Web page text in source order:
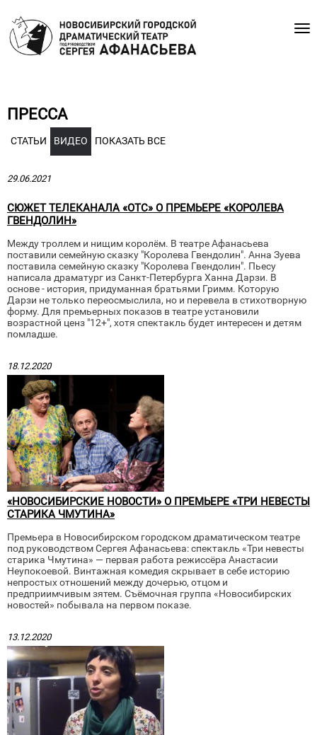
ПРЕССА
СТАТЬИ ВИДЕО ПОКАЗАТЬ ВСЕ
29.06.2021
СЮЖЕТ ТЕЛЕКАНАЛА «ОТС» О ПРЕМЬЕРЕ «КОРОЛЕВА
ГВЕНДОЛИН»
Между троллем и нищим королём. В театре Афанасьева
поставили семейную сказку "Королева Гвендолин". Анна Зуева
поставила семейную сказку "Королева Гвендолин". Пьесу
написала драматург из Санкт-Петербурга Ханна Дарзи. В
основе - история, придуманная братьями Гримм. Которую
Дарзи не только переосмыслила, но и перевела в стихотворную
форму. Для премьерных показов в театре установили
возрастной ценз "12+", хотя спектакль будет интересен и детям
помладше.
18.12.2020
«НОВОСИБИРСКИЕ НОВОСТИ» О ПРЕМЬЕРЕ «ТРИ НЕВЕСТЫ
СТАРИКА ЧМУТИНА»
Премьера в Новосибирском городском драматическом театре
под руководством Сергея Афанасьева: спектакль «Три невесты
старика Чмутина» — первая работа режиссёра Анастасии
Неупокоевой. Винтажная комедия скрывает в себе историю
непростых отношений между дочерью, отцом и
предприимчивым зятем. Съёмочная группа «Новосибирских
новостей» побывала на первом показе.
13.12.2020